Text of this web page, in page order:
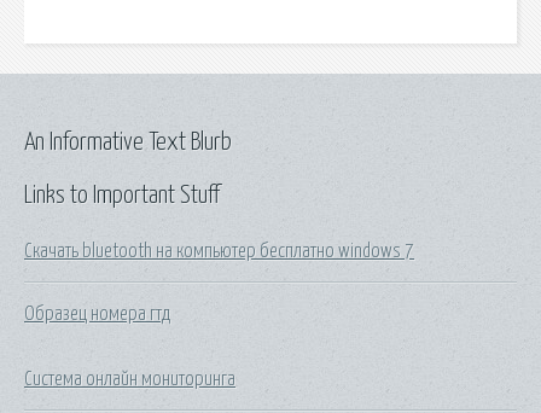
Links to Important Stuff
Скачать bluetooth на компьютер бесплатно windows 7
Образец номера гтд
Система онлайн мониторинга
An Informative Text Blurb